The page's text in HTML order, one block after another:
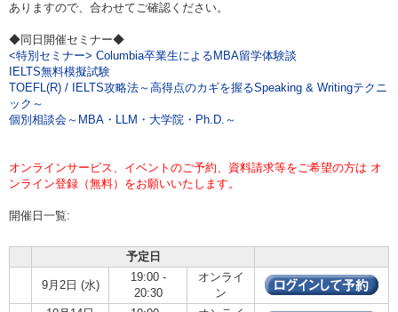
ありますので、合わせてご確認ください。
◆同日開催セミナー◆
<特別セミナー> Columbia卒業生によるMBA留学体験談
IELTS無料模擬試験
TOEFL(R) / IELTS攻略法～高得点のカギを握るSpeaking & Writingテクニ
ック～
個別相談会～MBA・LLM・大学院・Ph.D.～
オンラインサービス、イベントのご予約、資料請求等をご希望の方は オ
ンライン登録（無料）をお願いいたします。
開催日一覧:
予定日
9月2日 (水)
19:00 -
20:30
オンライ
ン